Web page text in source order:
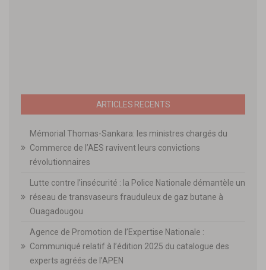
ARTICLES RECENTS
Mémorial Thomas-Sankara: les ministres chargés du
Commerce de l’AES ravivent leurs convictions
révolutionnaires
Lutte contre l’insécurité : la Police Nationale démantèle un
réseau de transvaseurs frauduleux de gaz butane à
Ouagadougou
Agence de Promotion de l’Expertise Nationale :
Communiqué relatif à l’édition 2025 du catalogue des
experts agréés de l’APEN